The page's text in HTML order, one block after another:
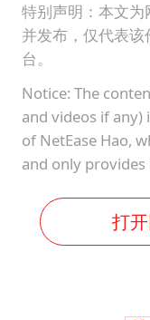
特别声明：本文为
并发布，仅代表
台。
Notice: The
and videos if any)
of NetEase Hao,
and only
打